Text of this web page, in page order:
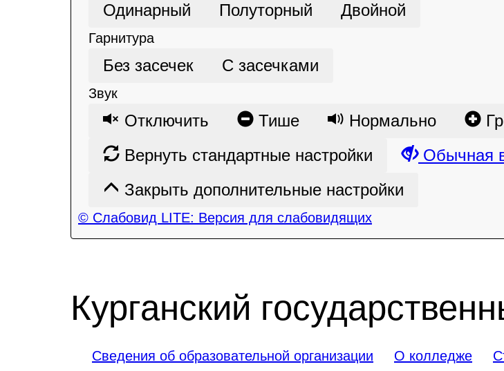
Одинарный Полуторный Двойной
Гарнитура
Без засечек С засечками
Звук
Отключить Тише Нормально
Вернуть стандартные настройки
Обычная
Закрыть дополнительные настройки
© Слабовид LITE: Версия для слабовидящих
Курганский
Сведения об образовательной организации О колледже